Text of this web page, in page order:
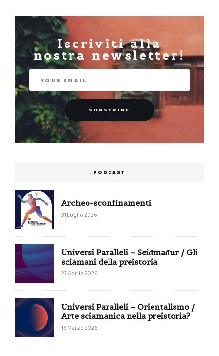
Iscriviti alla
nostra newsletter!
PODCAST
Archeo-sconfinamenti
31 Luglio 2026
Universi Paralleli – Seiđmađur / Gli
sciamani della preistoria
27 Aprile 2026
Universi Paralleli – Orientalismo /
Arte sciamanica nella preistoria?
16 Marzo 2026